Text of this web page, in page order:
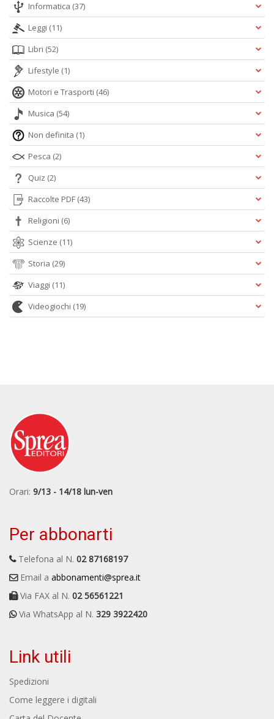
Informatica (37)
Leggi (11)
Libri (52)
Lifestyle (1)
Motori e Trasporti (46)
Musica (54)
Non definita (1)
Pesca (2)
Quiz (2)
Raccolte PDF (43)
Religioni (6)
Scienze (11)
Storia (29)
Viaggi (11)
Videogiochi (19)
Orari: 9/13 - 14/18 lun-ven
Per abbonarti
Telefona al N. 02 87168197
Email a abbonamenti@sprea.it
Via FAX al N. 02 56561221
Via WhatsApp al N. 329 3922420
Link utili
Spedizioni
Come leggere i digitali